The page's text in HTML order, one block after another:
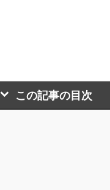
この記事の目次